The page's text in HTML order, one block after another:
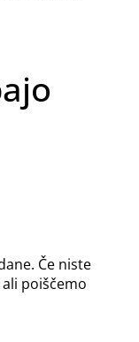
Če niste
poiščemo